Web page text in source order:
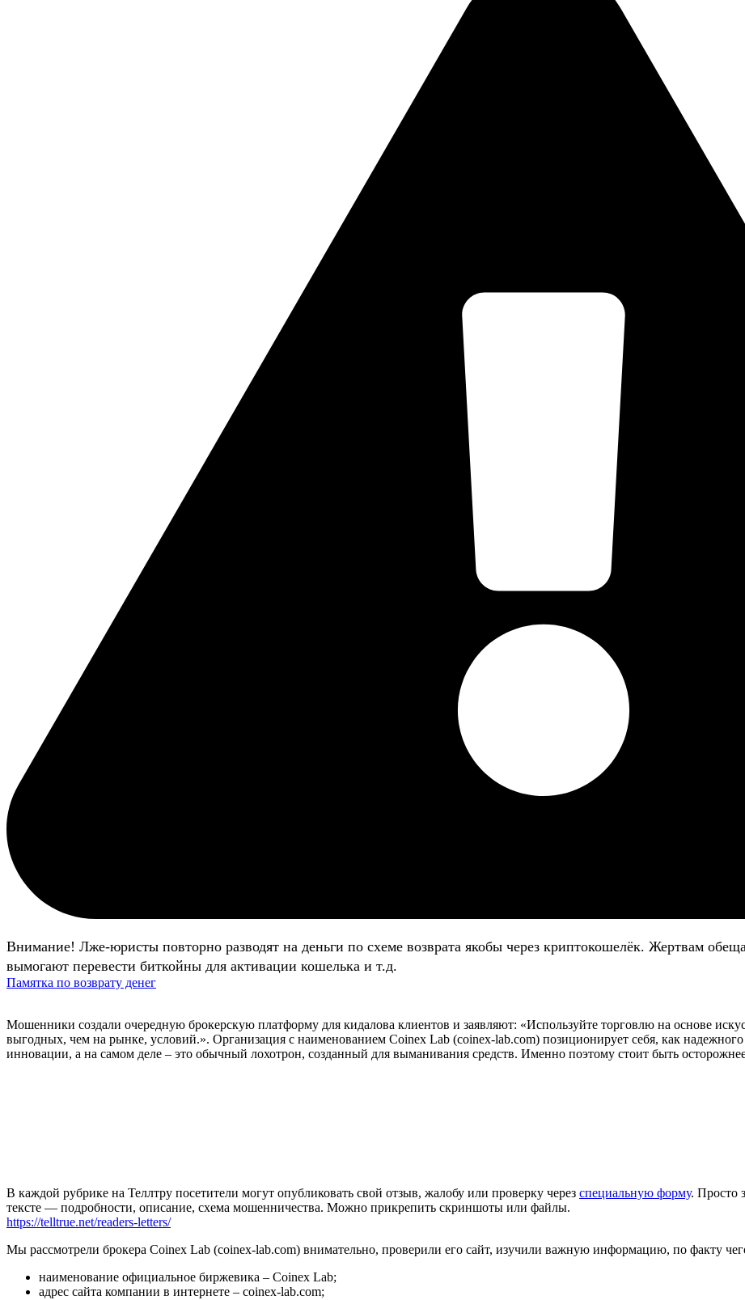
Внимание! Лже-юристы повторно разводят на деньги по схеме возврата якобы через криптокошелёк. Жертвам
вымогают перевести биткойны для активации кошелька и т.д.
Памятка по возврату денег
Мошенники создали очередную брокерскую платформу для кидалова клиентов и заявляют: «Используйте торговлю на основе
выгодных, чем на рынке, условий.». Организация с наименованием Coinex Lab (coinex-lab.com) позиционирует себя, как
инновации, а на самом деле – это обычный лохотрон, созданный для выманивания средств. Именно поэтому стоит быть
В каждой рубрике на Теллтру посетители могут опубликовать свой отзыв, жалобу или проверку через специальную форму. Просто
тексте — подробности, описание, схема мошенничества. Можно прикрепить скриншоты или файлы.
https://telltrue.net/readers-letters/
Мы рассмотрели брокера Coinex Lab (coinex-lab.com) внимательно, проверили его сайт, изучили важную информацию, по факту
наименование официальное биржевика – Coinex Lab;
адрес сайта компании в интернете – coinex-lab.com;